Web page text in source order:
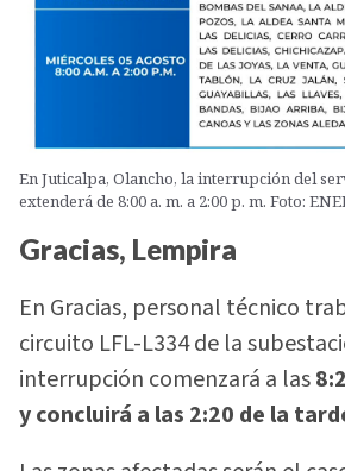
En Juticalpa, Olancho, la interrupción del
extenderá de 8:00 a. m. a 2:00 p. m. Foto:
Gracias, Lempira
En Gracias, personal técnico
circuito LFL-L334 de la
interrupción comenzará a las
y concluirá a las 2:20 de la